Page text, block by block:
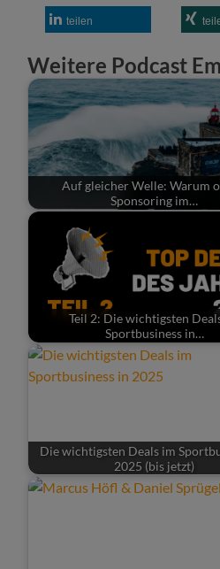
teilen
Weitere Podcast
Auf gleicher Welle: Warum
Sponsoring im…
Teil 2: Die wichtigsten
Sportbusiness in…
Die wichtigsten Deals im
2025 (bis jetzt)